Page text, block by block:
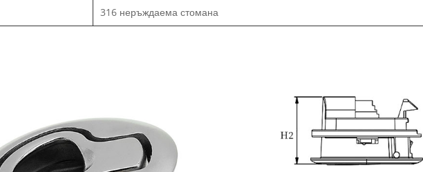
316 неръждаема стомана